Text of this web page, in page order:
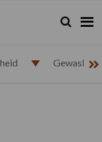
Zoeken...
Zoek